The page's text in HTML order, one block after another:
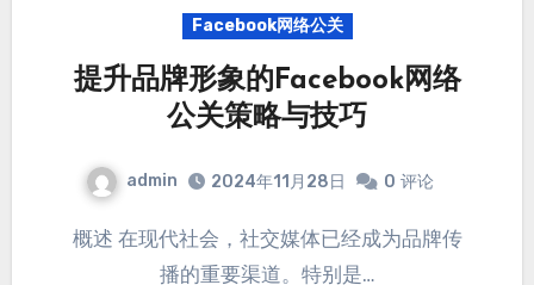
Facebook网络公关
提升品牌形象的Facebook网络
公关策略与技巧
admin 2024年11月28日 0 评论
概述 在现代社会，社交媒体已经成为品牌传
播的重要渠道。特别是…